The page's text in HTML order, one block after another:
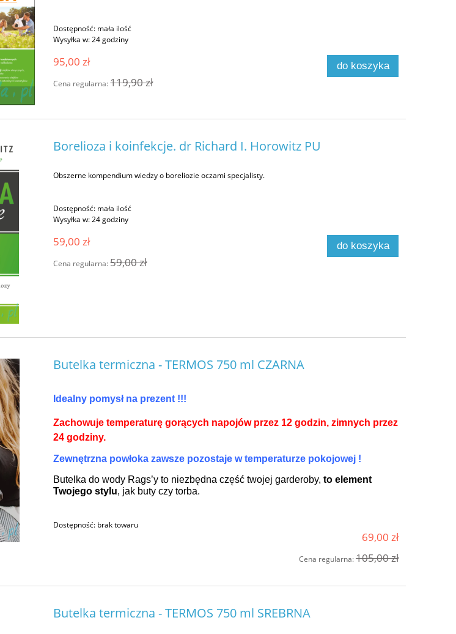
Dostępność: mała ilość
Wysyłka w:24 godziny
95,00 zł
Cena regularna:119,90 zł
do koszyka
Borelioza i koinfekcje. dr Richard I. Horowitz PU
Obszerne kompendium wiedzy o boreliozie oczami specjalisty.
Dostępność: mała ilość
Wysyłka w:24 godziny
59,00 zł
Cena regularna:59,00 zł
do koszyka
Butelka termiczna - TERMOS 750 ml CZARNA
Idealny pomysł na prezent !!!
Zachowuje temperaturę gorących napojów przez 12 godzin, zimnych przez
24 godziny.
Zewnętrzna powłoka zawsze pozostaje w temperaturze pokojowej !
Butelka do wody Rags’y to niezbędna część twojej garderoby,to element
Twojego stylu, jak buty czy torba.
Dostępność: brak towaru
69,00 zł
Cena regularna:105,00 zł
Butelka termiczna - TERMOS 750 ml SREBRNA